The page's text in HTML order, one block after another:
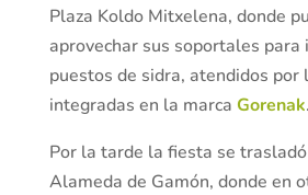
Plaza Koldo Mitxelena, donde
aprovechar sus soportales
puestos de sidra, atendidos por
integradas en la marca Gorenak.
Por la tarde la fiesta se
Alameda de Gamón, donde en